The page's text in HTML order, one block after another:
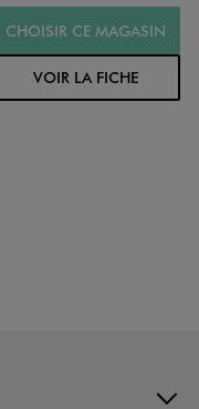
CHOISIR CE MAGASIN
VOIR LA FICHE